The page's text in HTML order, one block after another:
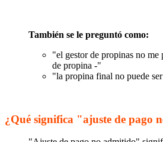
También se le preguntó como:
"el gestor de propinas no me
de propina -"
"la propina final no puede
¿Qué significa "ajuste de pago